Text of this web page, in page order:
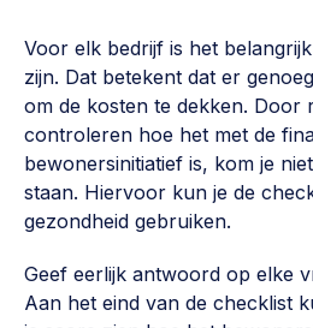
Financiën
Financieringsvormen,
Organisatie en beheer
Vrijwilligers en medewerkers
Werving, contracten en
Eigen gebouw
Contact
Nieuws
Opinie
Bijeenkomsten
Team
Voor elk bedrijf is het
zijn. Dat betekent dat er
om de kosten te dekken. Door
controleren hoe het met de
bewonersinitiatief is, kom je
staan. Hiervoor kun je de
gezondheid gebruiken.
Geef eerlijk antwoord op elke
Aan het eind van de checklist